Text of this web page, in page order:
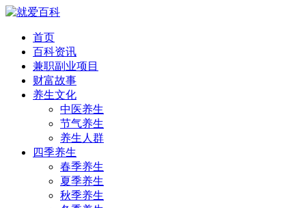
首页
百科资讯
兼职副业项目
财富故事
养生文化
中医养生
节气养生
养生人群
四季养生
春季养生
夏季养生
秋季养生